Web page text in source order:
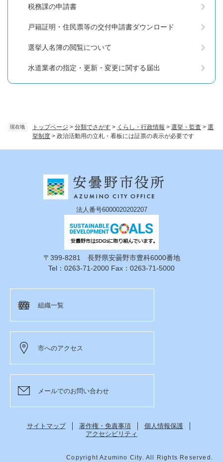
現在地 トップページ > 分類でさがす > くらし・行政情報 > 選挙・監査 > 選
挙制度 > 政治活動用の立札・看板には証票の表示が必要です
税務課の申請書
戸籍証明・住民票等の交付申請書ダウンロード
選挙人名簿の閲覧について
水道業者の指定・更新・変更に関する届出
法人番号6000020202207
〒399-8281 長野県安曇野市豊科6000番地
Tel：0263-71-2000 Fax：0263-71-5000
組織一覧
市へのアクセス
メールでのお問い合わせ
サイトマップ 著作権・免責事項
個人情報保護
アクセシビリティ
Copyright Azumino City. All Rights Reserved.